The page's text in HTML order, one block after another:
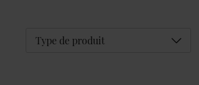
Type de produit Déplier